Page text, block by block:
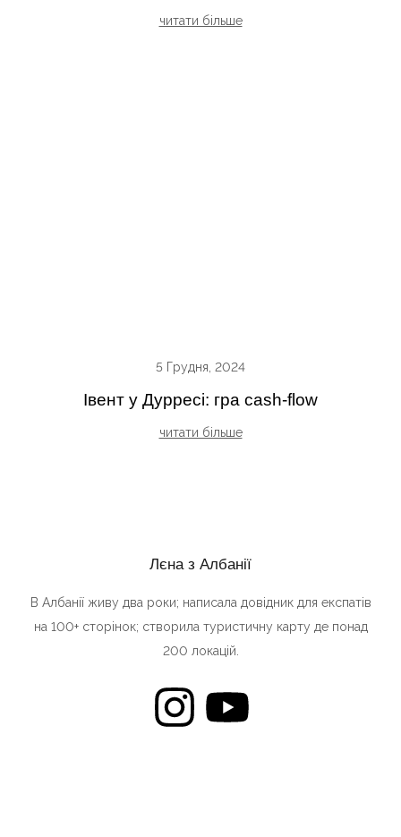
читати більше
5 Грудня, 2024
Івент у Дурресі: гра cash-flow
читати більше
Лєна з Албанії
В Албанії живу два роки; написала довідник для експатів
на 100+ сторінок; створила туристичну карту де понад
200 локацій.